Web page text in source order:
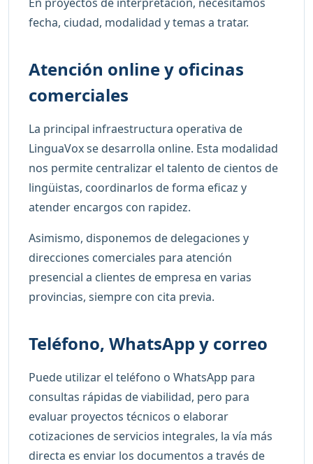
fecha, ciudad, modalidad y temas a tratar.
Atención online y oficinas
comerciales
La principal infraestructura operativa de
LinguaVox se desarrolla online. Esta modalidad
nos permite centralizar el talento de cientos de
lingüistas, coordinarlos de forma eficaz y
atender encargos con rapidez.
Asimismo, disponemos de delegaciones y
direcciones comerciales para atención
presencial a clientes de empresa en varias
provincias, siempre con cita previa.
Teléfono, WhatsApp y correo
Puede utilizar el teléfono o WhatsApp para
consultas rápidas de viabilidad, pero para
evaluar proyectos técnicos o elaborar
cotizaciones de servicios integrales, la vía más
directa es enviar los documentos a través de